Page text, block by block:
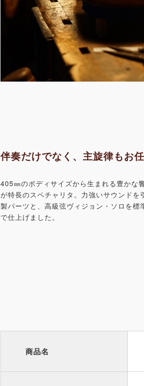
伴奏だけでなく、主旋律もお
405㎜のボディサイズから生まれる豊かな
が特長のスペチャリタ。力強いサウンドを
製パーツと、高級弦ヴィジョン・ソロを標
で仕上げました。
商品名